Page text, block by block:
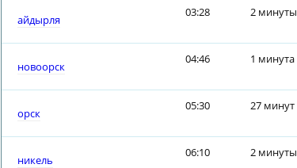
айдырля
03:28 2 минуты
новоорск
04:46 1 минута
орск
05:30 27 минут
никель
06:10 2 минуты